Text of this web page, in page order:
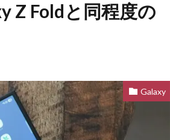
Z Foldと同程度の
Galaxy